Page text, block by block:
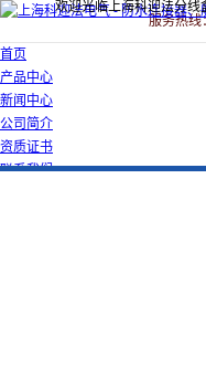
欢迎光临上海科迎法分线
服务热
首页
产品中心
新闻中心
公司简介
资质证书
联系我们